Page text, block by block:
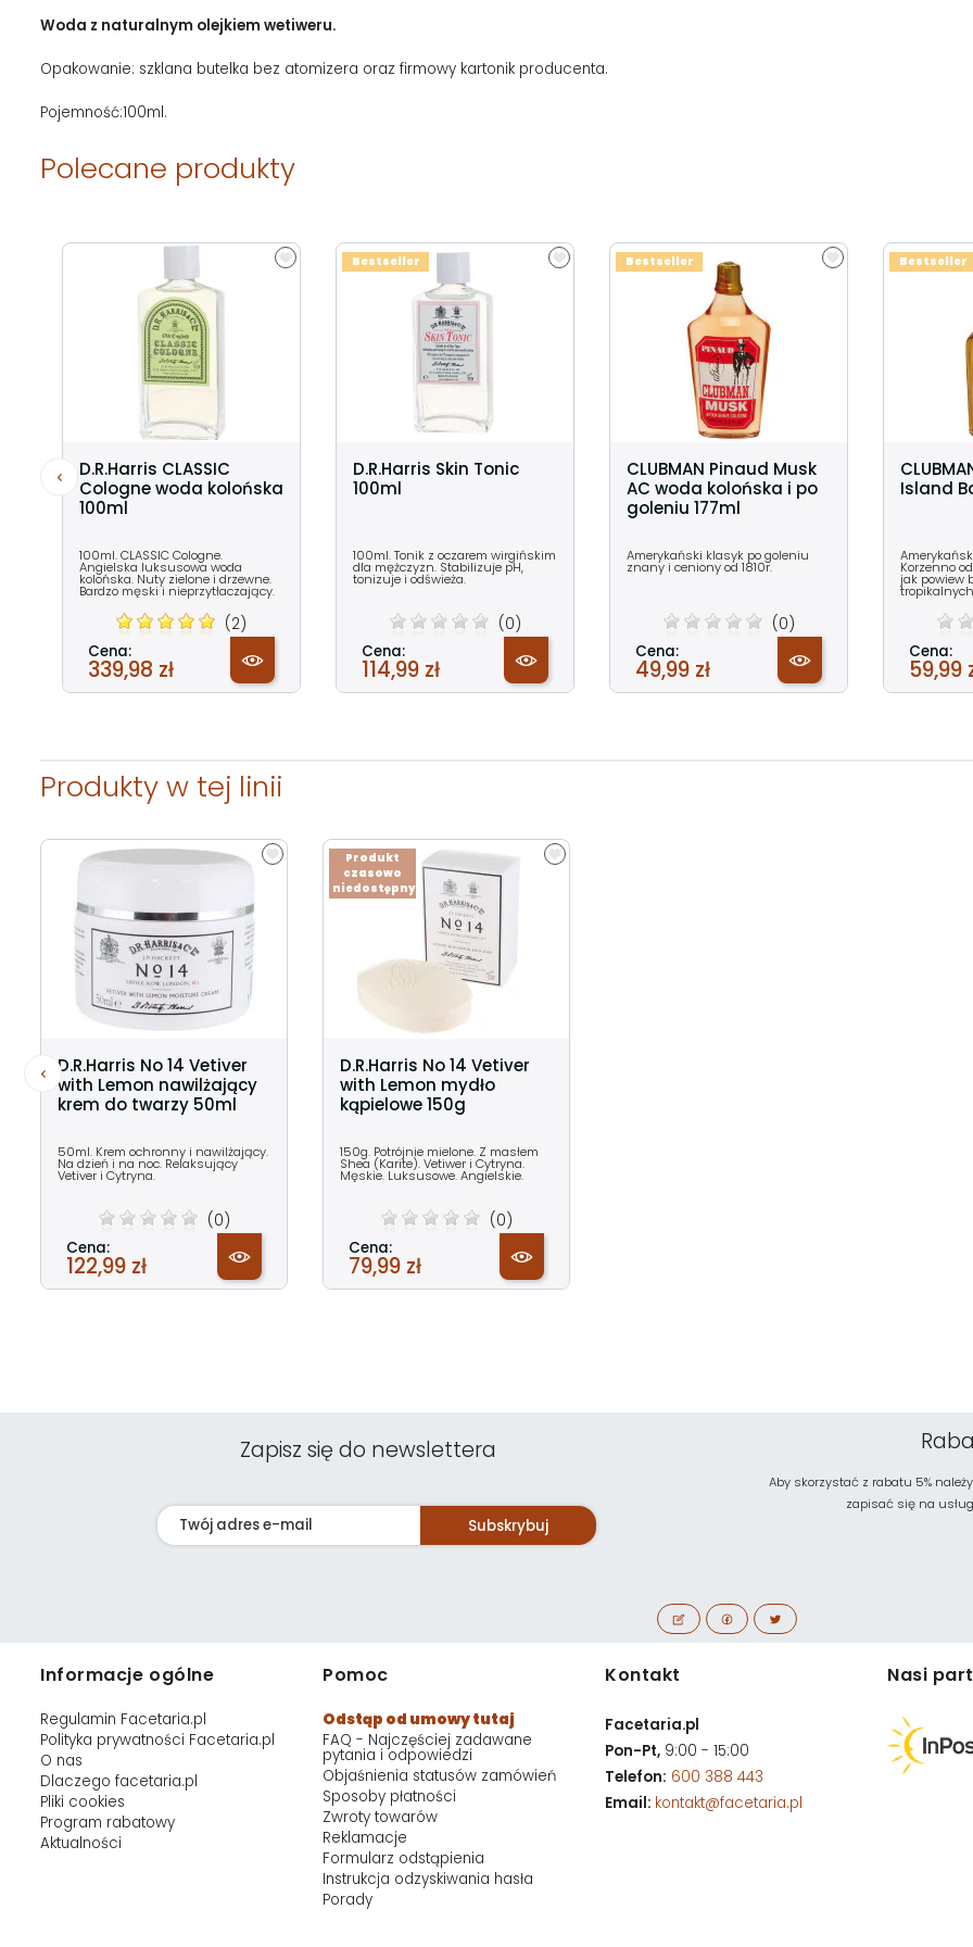
Woda z naturalnym olejkiem wetiweru.
Opakowanie: szklana butelka bez atomizera oraz firmowy kartonik producenta.
Pojemność:100ml.
Polecane produkty
D.R.Harris CLASSIC
Cologne woda kolońska
100ml
100ml. CLASSIC Cologne.
Angielska luksusowa woda
kolońska. Nuty zielone i drzewne.
Bardzo męski i nieprzytłaczający.
(2)
Cena:
339,98 zł
D.R.Harris Skin Tonic
100ml
100ml. Tonik z oczarem wirgińskim
dla mężczyzn. Stabilizuje pH,
tonizuje i odświeża.
(0)
Cena:
114,99 zł
Bestseller
CLUBMAN Pinaud Musk
AC woda kolońska i po
goleniu 177ml
Amerykański klasyk po goleniu
znany i ceniony od 1810r.
(0)
Cena:
49,99 zł
Bestseller
Island
Korzenno
jak powiew
Cena:
59,99
Bestseller
Produkty w tej linii
D.R.Harris No 14 Vetiver
with Lemon nawilżający
krem do twarzy 50ml
50ml. Krem ochronny i nawilżający.
Na dzień i na noc. Relaksujący
Vetiver i Cytryna.
(0)
Cena:
122,99 zł
D.R.Harris No 14 Vetiver
with Lemon mydło
kąpielowe 150g
150g. Potrójnie mielone. Z masłem
Shea (Karite). Vetiwer i Cytryna.
Męskie. Luksusowe. Angielskie.
(0)
Cena:
79,99 zł
Produkt
czasowo
niedostępny
Zapisz się do newslettera
Subskrybuj
Aby skorzystać z rabatu 5%
zapisać się na
Informacje ogólne
Regulamin Facetaria.pl
Polityka prywatności Facetaria.pl
O nas
Dlaczego facetaria.pl
Pliki cookies
Program rabatowy
Aktualności
Pomoc
Odstąp od umowy tutaj
FAQ - Najczęściej zadawane
pytania i odpowiedzi
Objaśnienia statusów zamówień
Sposoby płatności
Zwroty towarów
Reklamacje
Formularz odstąpienia
Instrukcja odzyskiwania hasła
Porady
Kontakt
Facetaria.pl
Pon-Pt, 9:00 - 15:00
Telefon: 600 388 443
Email: kontakt@facetaria.pl
Nasi